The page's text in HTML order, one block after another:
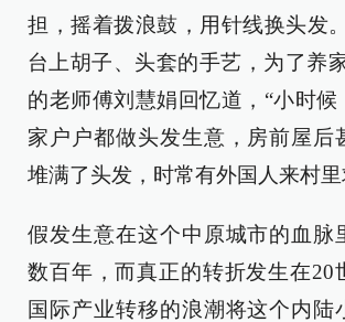
担，摇着拨浪鼓，用针线换头发
台上胡子、头套的手艺，为了养
的老师傅刘慧娟回忆道，“小时候
家户户都做头发生意，房前屋后
堆满了头发，时常有外国人来村
假发生意在这个中原城市的血脉
数百年，而真正的转折发生在20
国际产业转移的浪潮将这个内陆